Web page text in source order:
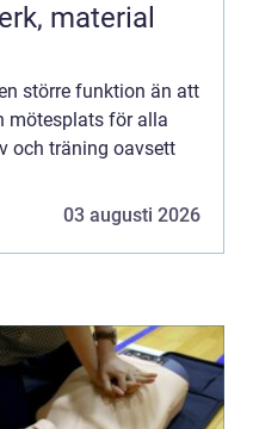
större funktion än att
mötesplats för alla
och träning oavsett
03 augusti 2026